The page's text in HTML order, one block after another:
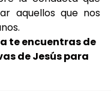
aquellos que nos
te encuentras de
de Jesús para